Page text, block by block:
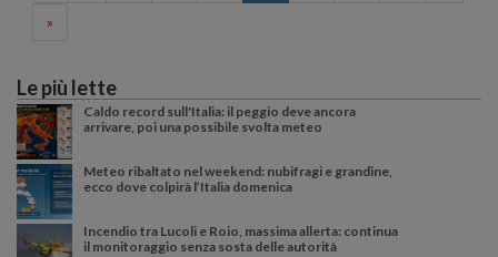
»
Le più lette
Caldo record sull'Italia: il peggio deve ancora
arrivare, poi una possibile svolta meteo
Meteo ribaltato nel weekend: nubifragi e grandine,
ecco dove colpirà l’Italia domenica
Incendio tra Lucoli e Roio, massima allerta: continua
il monitoraggio senza sosta delle autorità